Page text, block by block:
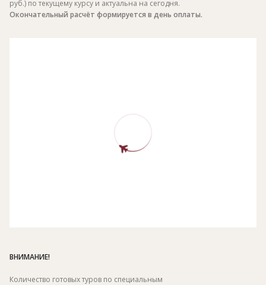
руб.) по текущему курсу и актуальна на сегодня.
Окончательный расчёт формируется в день оплаты.
ВНИМАНИЕ!
Количество готовых туров по специальным